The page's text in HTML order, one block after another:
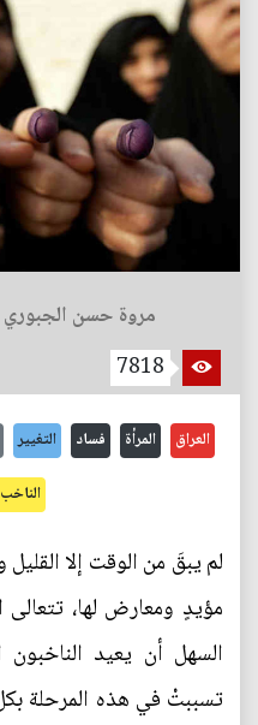
مروة حسن الجبوري
7818
العراق المرأة فساد التغيير
الناخب
لم يبقَ من الوقت إلا
مؤيدٍ ومعارض لها،
السهل أن يعيد
تسببتْ في هذه المرحلة